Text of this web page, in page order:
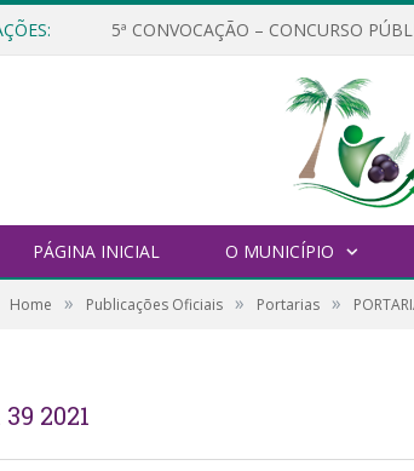
5ª CONVOCAÇÃO – CONCURSO
PÁGINA INICIAL O MUNICÍPIO
Home » Publicações Oficiais » Portarias »
2021